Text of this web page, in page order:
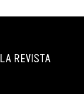
LA REVISTA